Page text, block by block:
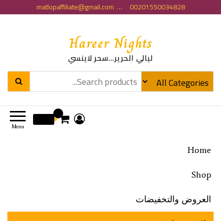
matlopaffiliate@gmail.com … 00201550034828
Hareer Nights
ليالي الحرير…سحر لاينسي
Menu
Home
Shop
العروض والتخفيضات